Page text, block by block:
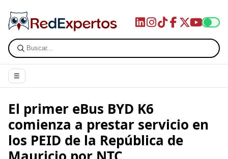
☰
El primer eBus BYD K6
comienza a prestar servicio en
los PEID de la República de